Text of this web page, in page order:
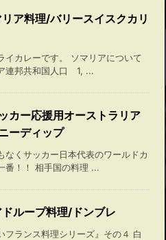
ア料理/バリースイスクカリ
イカレーです。 ソマリアについて
連邦共和国人口 1, ...
カー応援用オーストラリア
ーディップ
なくサッカー日本代表のワールドカ
番！！ 相手国の料理 ...
ループ料理/ドンブレ
フランス料理シリーズ』その４ 白